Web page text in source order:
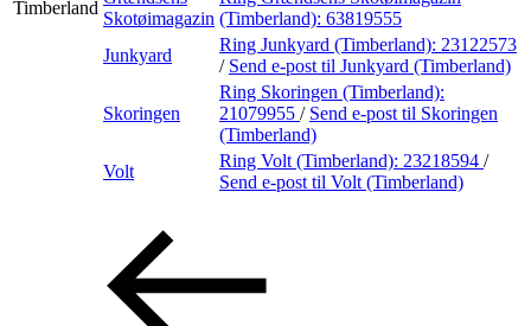
Åpningstider
Ledige stillinger
Timberland
Skotøimagazin (Timberland): 63819555
Junkyard
Ring Junkyard (Timberland): 23122573
/ Send e-post til Junkyard (Timberland)
Skoringen
Ring Skoringen (Timberland):
21079955 / Send e-post til Skoringen
(Timberland)
Volt
Ring Volt (Timberland): 23218594 /
Send e-post til Volt (Timberland)